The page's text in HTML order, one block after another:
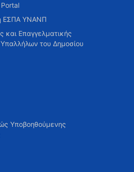
ΕΣΠΑ ΥΝΑΝΠ
και Επαγγελματικής
του Δημοσίου
Υποβοηθούμενης